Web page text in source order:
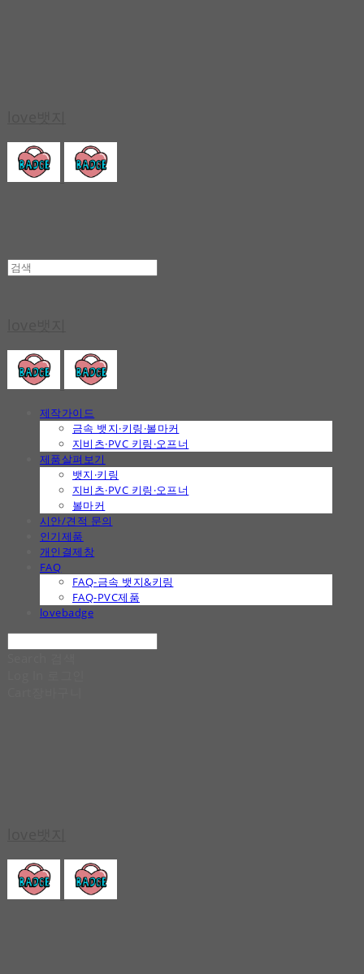
제작가이드
금속 뱃지·키링·볼마커
지비츠·PVC 키링·오프너
제품살펴보기
뱃지·키링
지비츠·PVC 키링·오프너
볼마커
시안/견적 문의
인기제품
개인결제창
FAQ
FAQ-금속 뱃지&키링
FAQ-PVC제품
lovebadge